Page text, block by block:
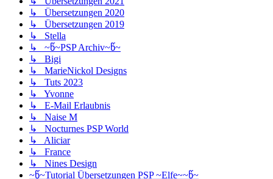
↳ Übersetzungen 2020
↳ Übersetzungen 2019
↳ Stella
↳ ~წ~PSP Archiv~წ~
↳ Bigi
↳ MarieNickol Designs
↳ Tuts 2023
↳ Yvonne
↳ E-Mail Erlaubnis
↳ Naise M
↳ Nocturnes PSP World
↳ Aliciar
↳ France
↳ Nines Design
~წ~Tutorial Übersetzungen PSP ~Elfe~~წ~